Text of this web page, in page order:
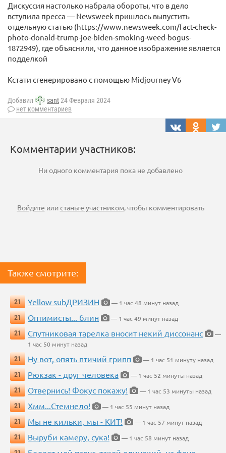
Дискуссия настолько набрала обороты, что в дело
вступила пресса — Newsweek пришлось выпустить
отдельную статью (https://www.newsweek.com/fact-check-
photo-donald-trump-joe-biden-smoking-weed-bogus-
1872949), где объяснили, что данное изображение является
подделкой
Кстати сгенерировано с помощью Midjourney V6
Добавил sant24 Февраля 2024
нет комментариев
Комментарии участников:
Ни одного комментария пока не добавлено
Войдите илистаньте участником, чтобы комментировать
Также смотрите:
21 Yellow subДРИЗИН
— 1 час 48 минут назад
21
Оптимисты... блин
— 1 час 49 минут назад
21
Спутниковая тарелка вносит некий диссонанс
—
1 час 50 минут назад
21
Ну вот, опять птичий грипп
— 1 час 51 минуту назад
21
Рюкзак - друг человека
— 1 час 52 минуты назад
21
Отвернись! Фокус покажу!
— 1 час 53 минуты назад
21
Хмм...Стемнело!
— 1 час 55 минут назад
21
Мы не кильки, мы - КИТ!
— 1 час 57 минут назад
21
Выруби камеру, сука!
— 1 час 58 минут назад